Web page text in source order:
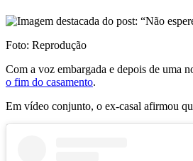
Foto: Reprodução
Com a voz embargada e depois de uma
o fim do casamento.
Em vídeo conjunto, o ex-casal afirmou